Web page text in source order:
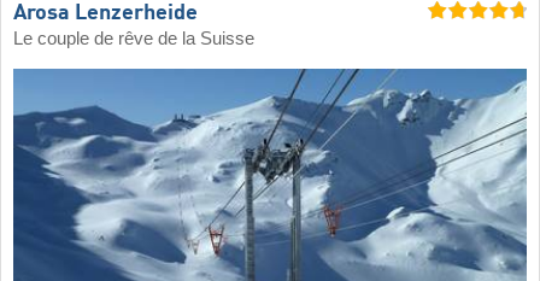
Arosa Lenzerheide
Le couple de rêve de la Suisse